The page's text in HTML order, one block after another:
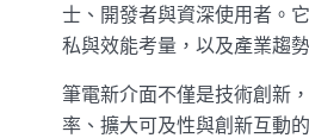
士、開發者與資深使用者。
私與效能考量，以及產業趨
筆電新介面不僅是技術創新
率、擴大可及性與創新互動